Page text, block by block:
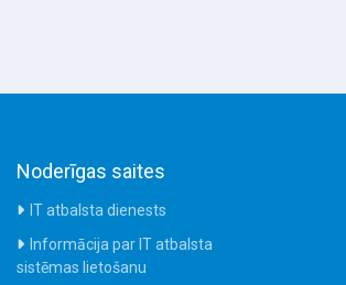
Noderīgas saites
IT atbalsta dienests
Informācija par IT atbalsta
sistēmas lietošanu